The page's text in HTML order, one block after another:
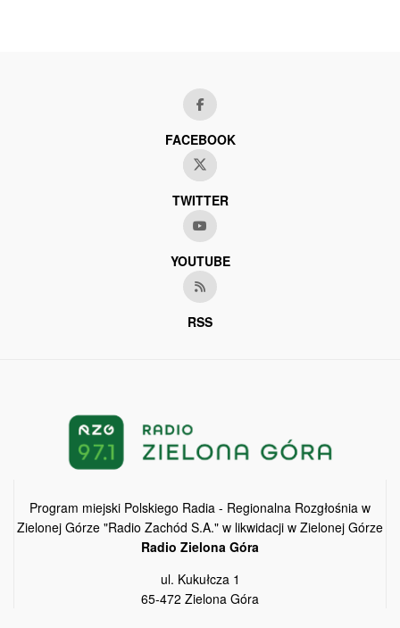
FACEBOOK
TWITTER
YOUTUBE
RSS
Program miejski Polskiego Radia - Regionalna Rozgłośnia w
Zielonej Górze "Radio Zachód S.A." w likwidacji w Zielonej Górze
Radio Zielona Góra
ul. Kukułcza 1
65-472 Zielona Góra